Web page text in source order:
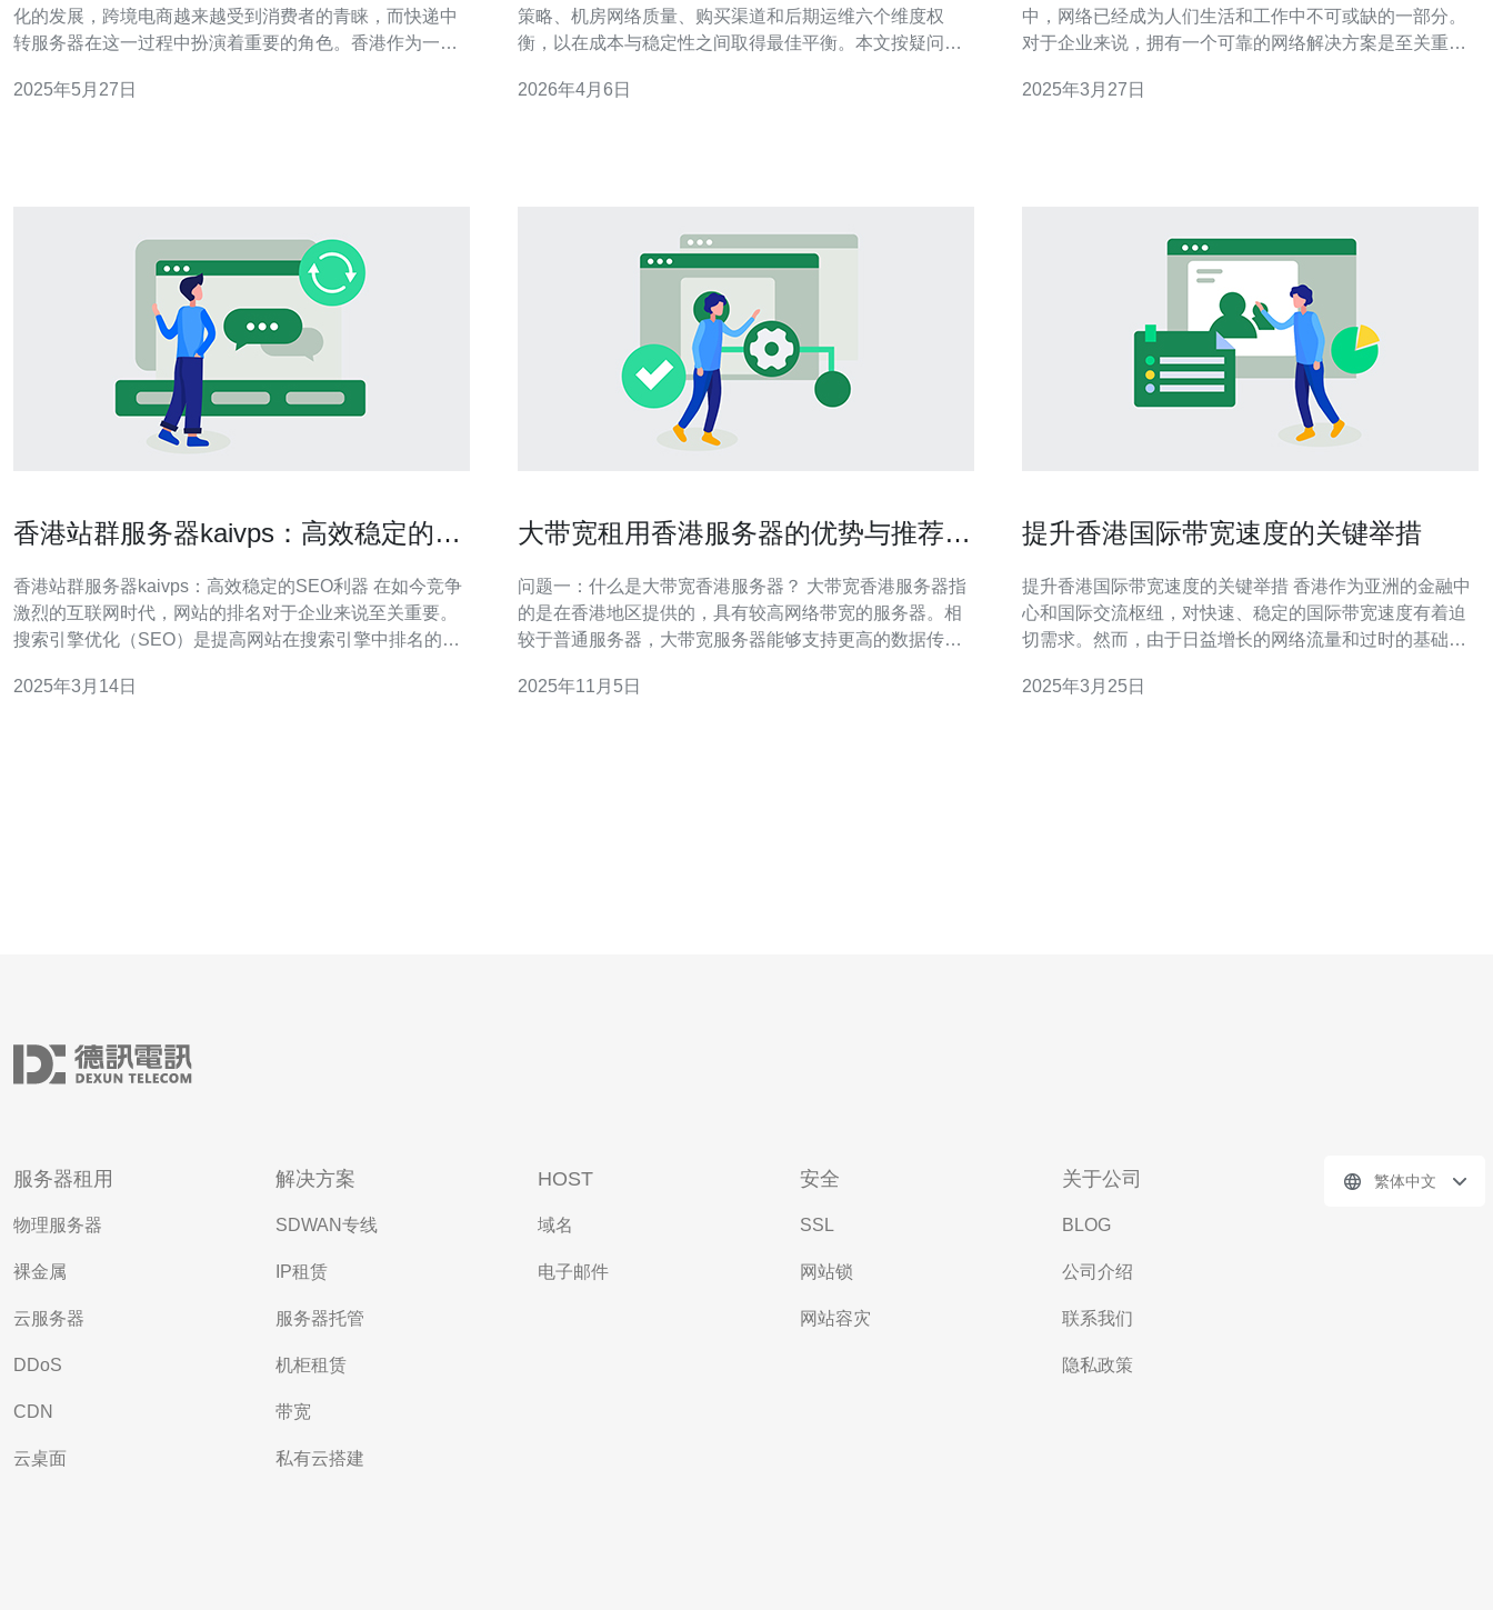
化的发展，跨境电商越来越受到消费者的青睐，而快递中
转服务器在这一过程中扮演着重要的角色。香港作为一个
香港快递中转服务器成为便捷高效的全球物流服务的重要
2025年5月27日
策略、机房网络质量、购买渠道和后期运维六个维度权
衡，以在成本与稳定性之间取得最佳平衡。本文按疑问导
限预算实现最大的性价比。 怎么判断需要多少节点和带
2026年4月6日
中，网络已经成为人们生活和工作中不可或缺的一部分。
对于企业来说，拥有一个可靠的网络解决方案是至关重要
于为客户提供稳定可靠的服务器方案。 香港服务器商提供
2025年3月27日
香港站群服务器kaivps：高效稳定的
香港站群服务器kaivps：高效稳定的SEO利器 在如今竞争
激烈的互联网时代，网站的排名对于企业来说至关重要。
搜索引擎优化（SEO）是提高网站在搜索引擎中排名的关
能成为了众多企业的首选，成为他们实现SEO目标的利
2025年3月14日
大带宽租用香港服务器的优势与推荐方
问题一：什么是大带宽香港服务器？ 大带宽香港服务器指
的是在香港地区提供的，具有较高网络带宽的服务器。相
较于普通服务器，大带宽服务器能够支持更高的数据传输
器的带宽通常在百兆到千兆级别，能够满足用户对高速网
2025年11月5日
提升香港国际带宽速度的关键举措
提升香港国际带宽速度的关键举措 香港作为亚洲的金融中
心和国际交流枢纽，对快速、稳定的国际带宽速度有着迫
切需求。然而，由于日益增长的网络流量和过时的基础设
问题，我们需要采取关键的举措。 首先，我们需要升级香
2025年3月25日
服务器租用
物理服务器
裸金属
云服务器
DDoS
CDN
云桌面
解决方案
SDWAN专线
IP租赁
服务器托管
机柜租赁
带宽
私有云搭建
HOST
域名
电子邮件
安全
SSL
网站锁
网站容灾
关于公司
BLOG
公司介绍
联系我们
隐私政策
繁体中文